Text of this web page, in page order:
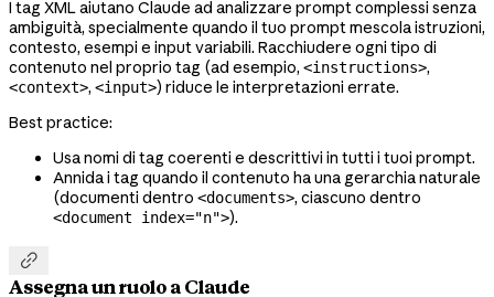
I tag XML aiutano Claude ad analizzare prompt complessi senza
ambiguità, specialmente quando il tuo prompt mescola istruzioni,
contesto, esempi e input variabili. Racchiudere ogni tipo di
contenuto nel proprio tag (ad esempio, <instructions>,
<context>, <input>) riduce le interpretazioni errate.
Best practice:
Usa nomi di tag coerenti e descrittivi in tutti i tuoi prompt.
Annida i tag quando il contenuto ha una gerarchia naturale
(documenti dentro <documents>, ciascuno dentro
<document index="n">).

Assegna un ruolo a Claude